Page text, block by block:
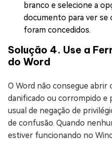
branco e selecione a
documento para ver se
foram concedidos.
Solução 4. Use a
do Word
O Word não consegue
danificado ou corrompido e
usual de negação de
de confusão. Quando
estiver funcionando no